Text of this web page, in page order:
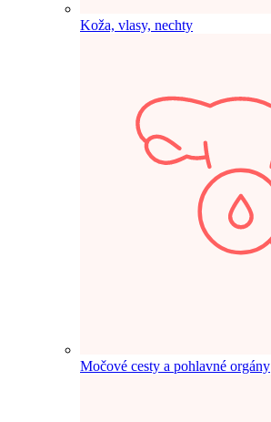
Koža, vlasy, nechty
Močové cesty a pohlavné orgány